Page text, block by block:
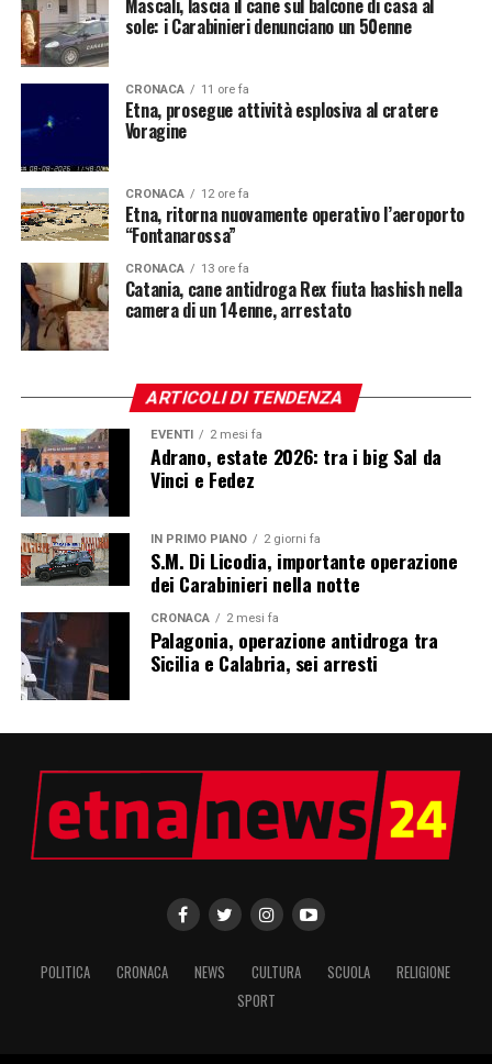
sole: i Carabinieri denunciano un 50enne
CRONACA 11 ore fa
Etna, prosegue attività esplosiva al cratere
Voragine
CRONACA 12 ore fa
Etna, ritorna nuovamente operativo l’aeroporto
“Fontanarossa”
CRONACA 13 ore fa
Catania, cane antidroga Rex fiuta hashish nella
camera di un 14enne, arrestato
ARTICOLI DI TENDENZA
EVENTI 2 mesi fa
Adrano, estate 2026: tra i big Sal da
Vinci e Fedez
IN PRIMO PIANO 2 giorni fa
S.M. Di Licodia, importante operazione
dei Carabinieri nella notte
CRONACA 2 mesi fa
Palagonia, operazione antidroga tra
Sicilia e Calabria, sei arresti
POLITICA CRONACA NEWS CULTURA SCUOLA
RELIGIONE
SPORT